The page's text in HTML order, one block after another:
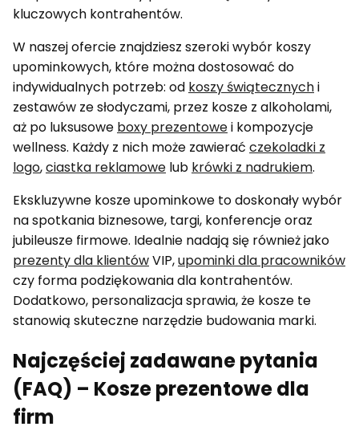
kluczowych kontrahentów.
W naszej ofercie znajdziesz szeroki wybór koszy
upominkowych, które można dostosować do
indywidualnych potrzeb: od koszy świątecznychi
zestawów ze słodyczami, przez kosze z alkoholami,
aż po luksusowe boxy prezentowei kompozycje
wellness. Każdy z nich może zawierać czekoladki z
logo,ciastka reklamowe lub krówki z nadrukiem.
Ekskluzywne kosze upominkowe to doskonały wybór
na spotkania biznesowe, targi, konferencje oraz
jubileusze firmowe. Idealnie nadają się również jako
prezenty dla klientówVIP,upominki dla pracowników
czy forma podziękowania dla kontrahentów.
Dodatkowo, personalizacja sprawia, że kosze te
stanowią skuteczne narzędzie budowania marki.
Najczęściej zadawane pytania
(FAQ) – Kosze prezentowe dla
firm